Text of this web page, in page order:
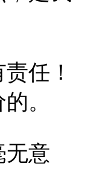
任！
。
无意